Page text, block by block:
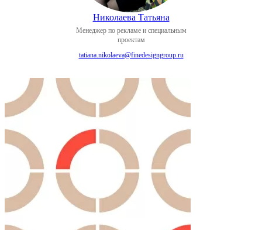
Николаева Татьяна
Менеджер по рекламе и специальным
проектам
tatiana.nikolaeva@finedesigngroup.ru